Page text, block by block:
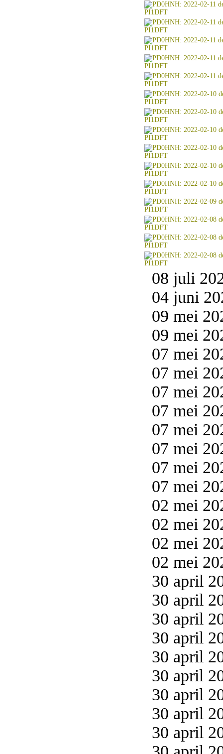
08 juli
04 juni
09 mei
09 mei
07 mei
07 mei
07 mei
07 mei
07 mei
07 mei
07 mei
07 mei
02 mei
02 mei
02 mei
02 mei
30 april
30 april
30 april
30 april
30 april
30 april
30 april
30 april
30 april